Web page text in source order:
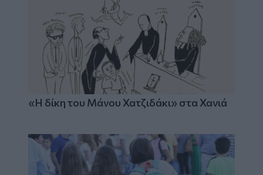
«Η δίκη του Μάνου Χατζιδάκι» στα Χανιά